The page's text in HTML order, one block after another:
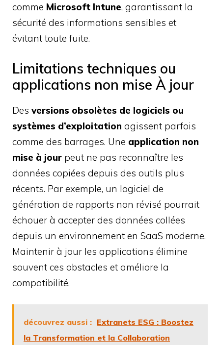
comme Microsoft Intune, garantissant la
sécurité des informations sensibles et
évitant toute fuite.
Limitations techniques ou
applications non mise À jour
Des versions obsolètes de logiciels ou
systèmes d’exploitation agissent parfois
comme des barrages. Une application non
mise à jour peut ne pas reconnaître les
données copiées depuis des outils plus
récents. Par exemple, un logiciel de
génération de rapports non révisé pourrait
échouer à accepter des données collées
depuis un environnement en SaaS moderne.
Maintenir à jour les applications élimine
souvent ces obstacles et améliore la
compatibilité.
découvrez aussi : Extranets ESG : Boostez
la Transformation et la Collaboration